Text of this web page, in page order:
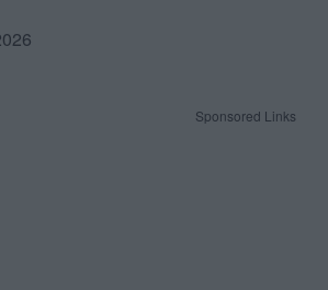
Sponsored Links